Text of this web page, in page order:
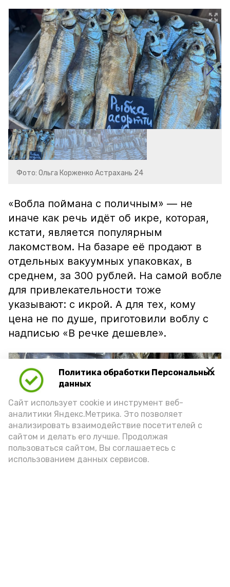
Политика обработки Персональных
данных
Сайт использует cookie и инструмент веб-
аналитики Яндекс.Метрика. Это позволяет
анализировать взаимодействие посетителей с
сайтом и делать его лучше. Продолжая
пользоваться сайтом, Вы соглашаетесь с
использованием данных сервисов.
Фото: Ольга Корженко Астрахань 24
«Вобла поймана с поличным» — не
иначе как речь идёт об икре, которая,
кстати, является популярным
лакомством. На базаре её продают в
отдельных вакуумных упаковках, в
среднем, за 300 рублей. На самой вобле
для привлекательности тоже
указывают: с икрой. А для тех, кому
цена не по душе, приготовили воблу с
надписью «В речке дешевле».